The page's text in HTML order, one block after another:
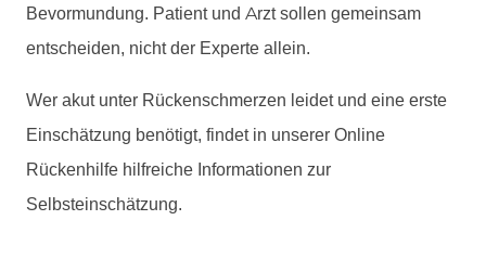
Bevormundung. Patient und Arzt sollen gemeinsam
entscheiden, nicht der Experte allein.
Wer akut unter Rückenschmerzen leidet und eine erste
Einschätzung benötigt, findet in unserer Online
Rückenhilfe hilfreiche Informationen zur
Selbsteinschätzung.